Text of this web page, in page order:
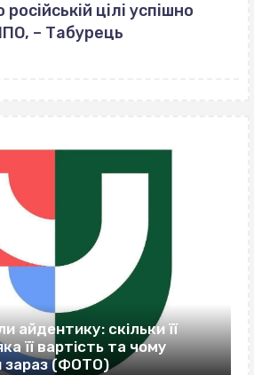
цілі успішно
– Табурець
айдентику: скільки її
її вартість та чому
зараз (ФОТО)